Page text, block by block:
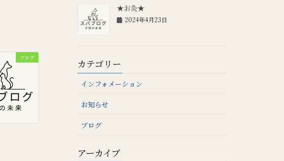
ブログ
★お灸★
2024年4月23日
カテゴリー
インフォメーション
お知らせ
ブログ
アーカイブ